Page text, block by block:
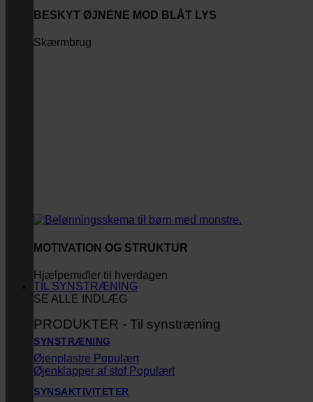
BESKYT ØJNENE MOD BLÅT LYS
Skærmbrug
MOTIVATION OG STRUKTUR
Hjælpemidler til hverdagen
SE ALLE INDLÆG
TIL SYNSTRÆNING
PRODUKTER - Til synstræning
SYNSTRÆNING
Øjenplastre
Øjenklapper af stof
SYNSAKTIVITETER